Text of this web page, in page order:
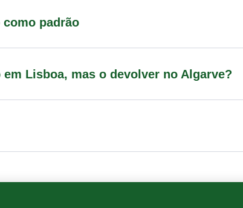
padrão
Lisboa, mas o devolver no Algarve?